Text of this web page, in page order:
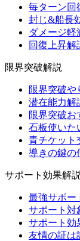
毎ターン回
封じ&船長
ダメージ軽
回復上昇解
限界突破解説
限界突破や
潜在能力解
限界突破お
石板使いた
青チケット
導きの鍵の
サポート効果解説
最強サポー
サポート対
サポート効
友情の証は